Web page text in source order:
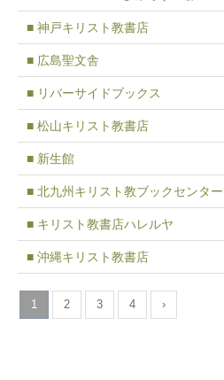
■ 神戸キリスト教書店
■ 広島聖文舎
■ リバーサイドブックス
■ 松山キリスト教書店
■ 新生館
■ 北九州キリスト教ブックセンター
■ キリスト教書店ハレルヤ
■ 沖縄キリスト教書店
1 2 3 4 ›